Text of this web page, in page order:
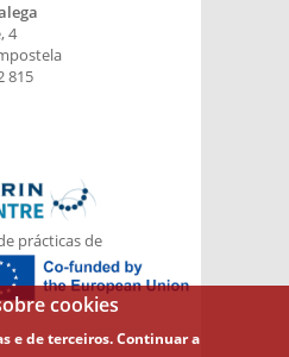
4
815
e-mail)
prácticas de
cookies
e de terceiros. Continuar a